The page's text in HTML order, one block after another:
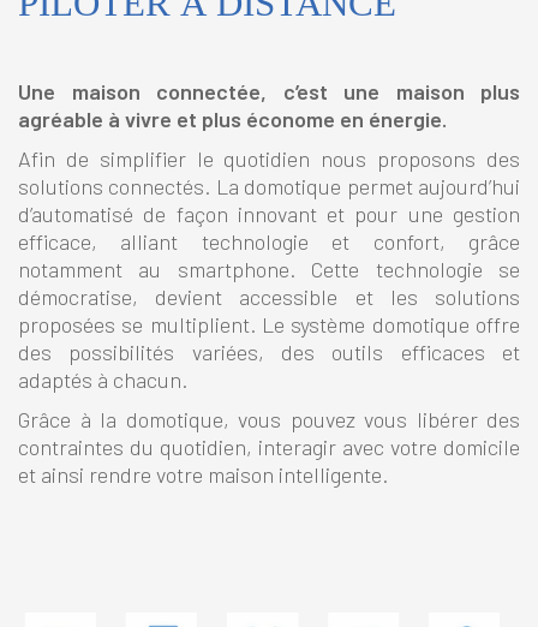
Une maison connectée, c’est une maison plus
agréable à vivre et plus économe en énergie.
Afin de simplifier le quotidien nous proposons des
solutions connectés. La domotique permet aujourd’hui
d’automatisé de façon innovant et pour une gestion
efficace, alliant technologie et confort, grâce
notamment au smartphone. Cette technologie se
démocratise, devient accessible et les solutions
proposées se multiplient. Le système domotique offre
des possibilités variées, des outils efficaces et
adaptés à chacun.
Grâce à la domotique, vous pouvez vous libérer des
contraintes du quotidien, interagir avec votre domicile
et ainsi rendre votre maison intelligente.